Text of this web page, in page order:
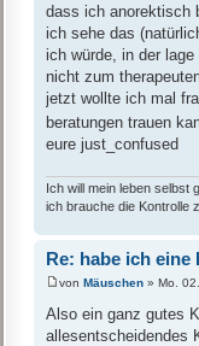
dass ich anorektisch
ich sehe das
ich würde, in der
nicht zum
jetzt wollte ich mal
beratungen trauen
eure just_confused
Ich will mein leben selbst
ich brauche die Kontrolle
Re: habe ich eine
von Mäuschen » Mo.
Also ein ganz gutes
allesentscheidendes